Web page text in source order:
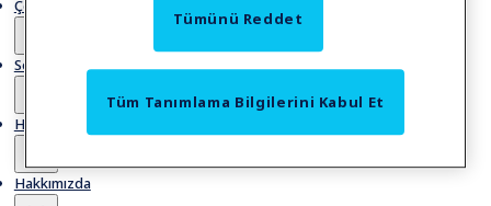
Çözümler
Servis
Hikayeler
Hakkımızda
Tümünü Reddet
Tüm Tanımlama Bilgilerini Kabul Et